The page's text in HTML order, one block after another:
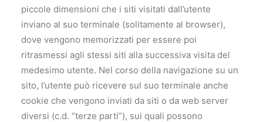
piccole dimensioni che i siti visitati dall’utente
inviano al suo terminale (solitamente al browser),
dove vengono memorizzati per essere poi
ritrasmessi agli stessi siti alla successiva visita del
medesimo utente. Nel corso della navigazione su un
sito, l’utente può ricevere sul suo terminale anche
cookie che vengono inviati da siti o da web server
diversi (c.d. “terze parti”), sui quali possono